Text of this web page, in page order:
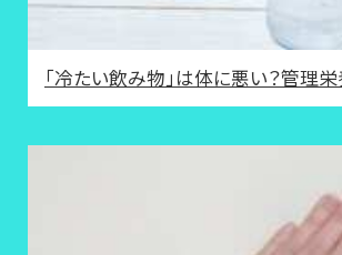
「冷たい飲み物」は体に悪い？管理